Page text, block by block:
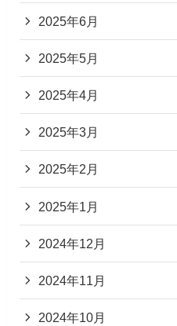
2025年6月
2025年5月
2025年4月
2025年3月
2025年2月
2025年1月
2024年12月
2024年11月
2024年10月